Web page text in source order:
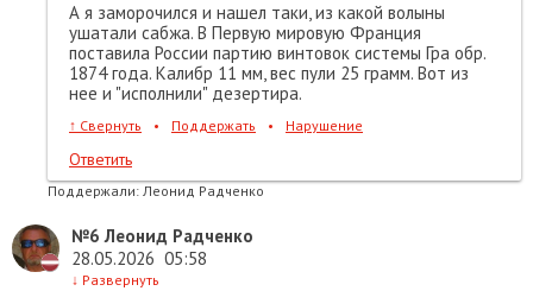
А я заморочился и нашел таки, из какой волыны
ушатали сабжа. В Первую мировую Франция
поставила России партию винтовок системы Гра обр.
1874 года. Калибр 11 мм, вес пули 25 грамм. Вот из
нее и "исполнили" дезертира.
↑ Свернуть • Поддержать • Нарушение
Ответить
Поддержали: Леонид Радченко
№6 Леонид Радченко
28.05.2026 05:58
↓ Развернуть